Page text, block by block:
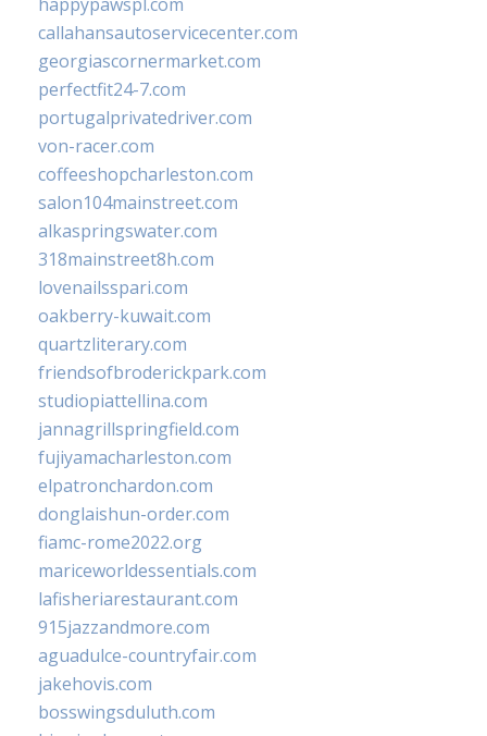
callahansautoservicecenter.com
georgiascornermarket.com
perfectfit24-7.com
portugalprivatedriver.com
von-racer.com
coffeeshopcharleston.com
salon104mainstreet.com
alkaspringswater.com
318mainstreet8h.com
lovenailsspari.com
oakberry-kuwait.com
quartzliterary.com
friendsofbroderickpark.com
studiopiattellina.com
jannagrillspringfield.com
fujiyamacharleston.com
elpatronchardon.com
donglaishun-order.com
fiamc-rome2022.org
mariceworldessentials.com
lafisheriarestaurant.com
915jazzandmore.com
aguadulce-countryfair.com
jakehovis.com
bosswingsduluth.com